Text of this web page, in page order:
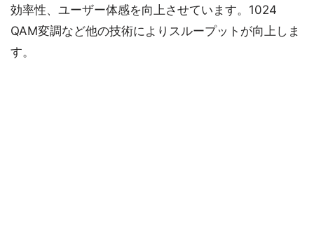
効率性、ユーザー体感を向上させています。1024
QAM変調など他の技術によりスループットが向上しま
す。